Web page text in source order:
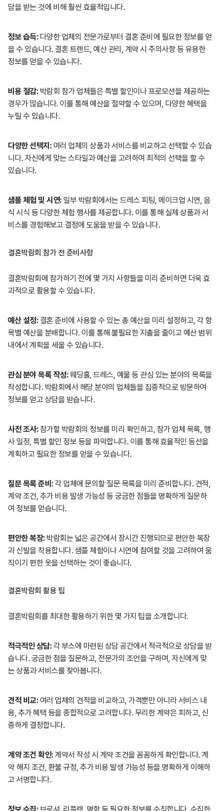
담을 받는 것에 비해 훨씬 효율적입니다.
정보 습득:다양한 업체의 전문가로부터 결혼 준비에 필요한 정보를 얻
을 수 있습니다. 결혼 트렌드, 예산 관리, 계약 시 주의사항 등 유용한
정보를 얻을 수 있습니다.
비용 절감:박람회 참가 업체들은 특별 할인이나 프로모션을 제공하는
경우가 많습니다. 이를 통해 예산을 절약할 수 있으며, 다양한 혜택을
누릴 수 있습니다.
다양한 선택지:여러 업체의 상품과 서비스를 비교하고 선택할 수 있습
니다. 자신에게 맞는 스타일과 예산을 고려하여 최적의 선택을 할 수
있습니다.
샘플 체험 및 시연:일부 박람회에서는 드레스 피팅, 메이크업 시연, 음
식 시식 등 다양한 체험 행사를 제공합니다. 이를 통해 실제 상품과 서
비스를 경험해보고 결정에 도움을 받을 수 있습니다.
결혼박람회 참가 전 준비사항
결혼박람회에 참가하기 전에 몇 가지 사항들을 미리 준비하면 더욱 효
과적으로 활용할 수 있습니다.
예산 설정:결혼 준비에 사용할 수 있는 총 예산을 미리 설정하고, 각 항
목별 예산을 분배합니다. 이를 통해 불필요한 지출을 줄이고 예산 범위
내에서 계획을 세울 수 있습니다.
관심 분야 목록 작성:웨딩홀, 드레스, 예물 등 관심 있는 분야의 목록을
작성합니다. 박람회에서 해당 분야의 업체들을 집중적으로 방문하여
정보를 얻고 상담을 받습니다.
사전 조사:참가할 박람회의 정보를 미리 확인하고, 참가 업체 목록, 행
사 일정, 특별 할인 정보 등을 파악합니다. 이를 통해 효율적인 동선을
계획하고 필요한 정보를 얻을 수 있습니다.
질문 목록 준비:각 업체에 문의할 질문 목록을 미리 준비합니다. 견적,
계약 조건, 추가 비용 발생 가능성 등 궁금한 점들을 명확하게 질문하
여 정보를 얻습니다.
편안한 복장:박람회는 넓은 공간에서 장시간 진행되므로 편안한 복장
과 신발을 착용합니다. 샘플 체험이나 시연에 참여할 것을 고려하여 움
직이기 편한 옷을 선택하는 것이 좋습니다.
결혼박람회 활용 팁
결혼박람회를 최대한 활용하기 위한 몇 가지 팁을 소개합니다.
적극적인 상담:각 부스에 마련된 상담 공간에서 적극적으로 상담을 받
습니다. 궁금한 점을 질문하고, 전문가의 조언을 구하며, 자신에게 맞
는 상품과 서비스를 찾아봅니다.
견적 비교:여러 업체의 견적을 비교하고, 가격뿐만 아니라 서비스 내
용, 추가 혜택 등을 종합적으로 고려합니다. 무리한 계약은 피하고, 신
중하게 결정합니다.
계약 조건 확인:계약서 작성 시 계약 조건을 꼼꼼하게 확인합니다. 계
약 해지 조건, 환불 규정, 추가 비용 발생 가능성 등을 명확하게 이해하
고 서명합니다.